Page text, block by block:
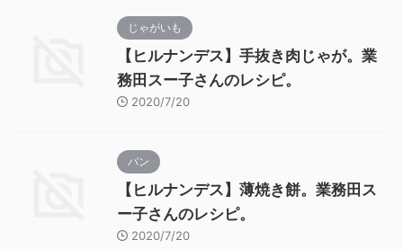
じゃがいも
【ヒルナンデス】手抜き肉じゃが。業
務田スー子さんのレシピ。
2020/7/20
パン
【ヒルナンデス】薄焼き餅。業務田ス
ー子さんのレシピ。
2020/7/20